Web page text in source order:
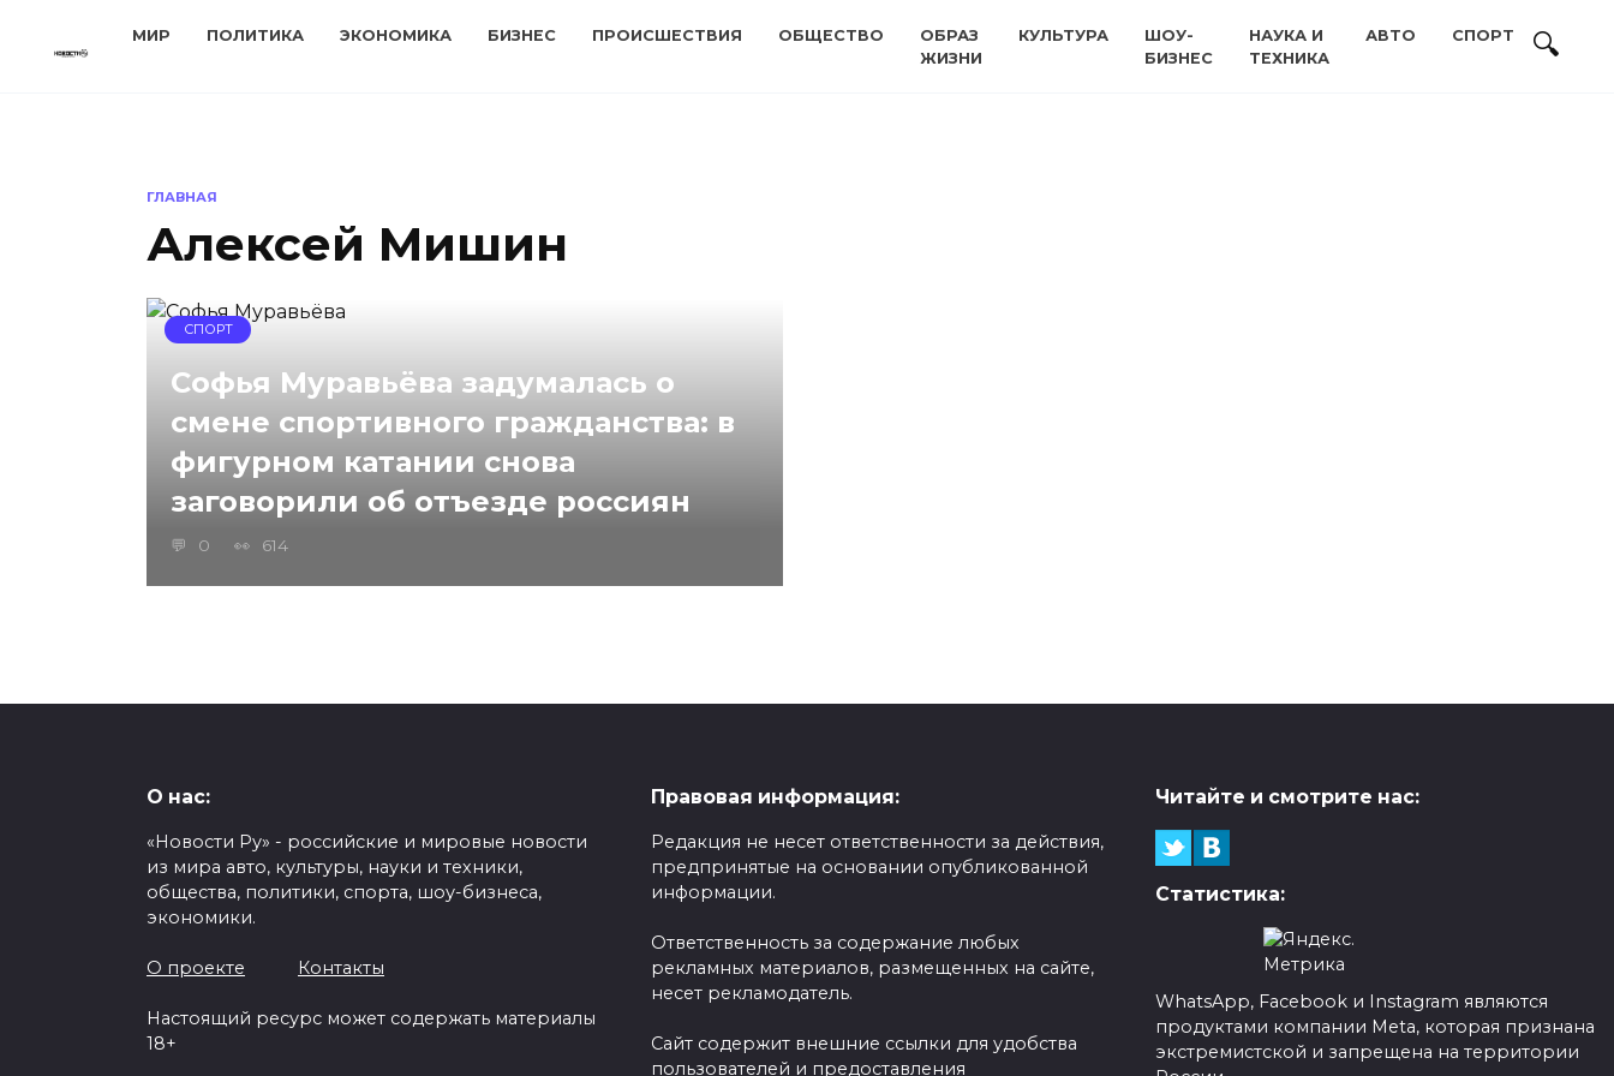
МИР ПОЛИТИКА ЭКОНОМИКА БИЗНЕС ПРОИСШЕСТВИЯ ОБЩЕСТВО
ОБРАЗ
ЖИЗНИ
КУЛЬТУРА
ШОУ-
БИЗНЕС
НАУКА И
ТЕХНИКА
АВТО СПОРТ
ГЛАВНАЯ
Алексей Мишин
СПОРТ
Софья Муравьёва задумалась о
смене спортивного гражданства: в
фигурном катании снова
заговорили об отъезде россиян
0 614
О нас:
«Новости Ру» - российские и мировые новости
из мира авто, культуры, науки и техники,
общества, политики, спорта, шоу-бизнеса,
экономики.
О проекте Контакты
Настоящий ресурс может содержать материалы
18+
Правовая информация:
Редакция не несет ответственности за действия,
предпринятые на основании опубликованной
информации.
Ответственность за содержание любых
рекламных материалов, размещенных на сайте,
несет рекламодатель.
Сайт содержит внешние ссылки для удобства
пользователей и предоставления
Читайте и смотрите нас:
Статистика:
WhatsApp, Facebook и Instagram являются
продуктами компании Meta, которая признана
экстремистской и запрещена на территории